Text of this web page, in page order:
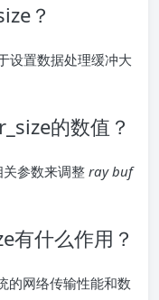
？
设置数据处理缓冲大
的数值？
参数来调整 ray buf
有什么作用？
的网络传输性能和数